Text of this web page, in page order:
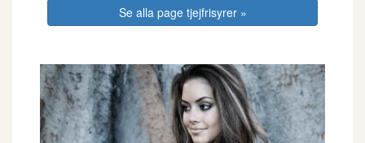
Se alla page tjejfrisyrer »